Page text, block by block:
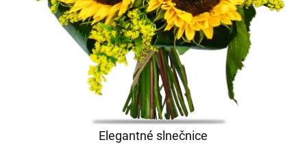
Elegantné slnečnice